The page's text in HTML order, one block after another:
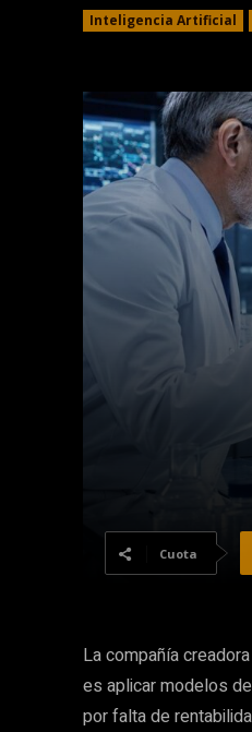
Inteligencia Artificial
Cuota
La compañía
es aplicar modelos
por falta de